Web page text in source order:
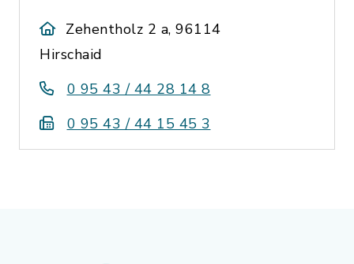
Zehentholz 2 a, 96114
Hirschaid
0 95 43 / 44 28 14 8
0 95 43 / 44 15 45 3